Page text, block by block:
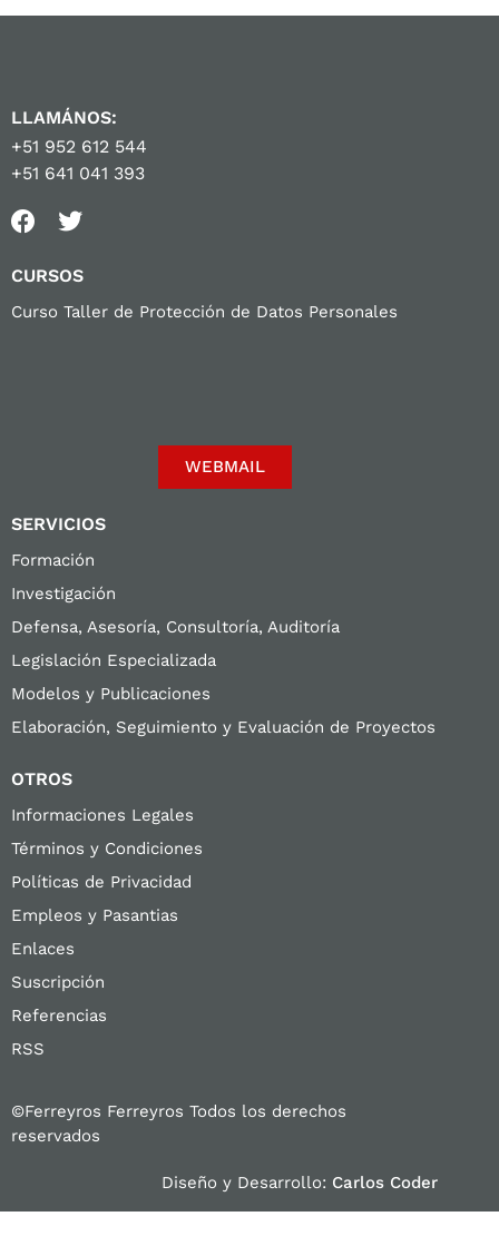
LLAMÁNOS:
+51 952 612 544
+51 641 041 393
CURSOS
Curso Taller de Protección de Datos Personales
WEBMAIL
SERVICIOS
Formación
Investigación
Defensa, Asesoría, Consultoría, Auditoría
Legislación Especializada
Modelos y Publicaciones
Elaboración, Seguimiento y Evaluación de Proyectos
OTROS
Informaciones Legales
Términos y Condiciones
Políticas de Privacidad
Empleos y Pasantias
Enlaces
Suscripción
Referencias
RSS
©Ferreyros Ferreyros Todos los derechos
reservados
Diseño y Desarrollo: Carlos Coder